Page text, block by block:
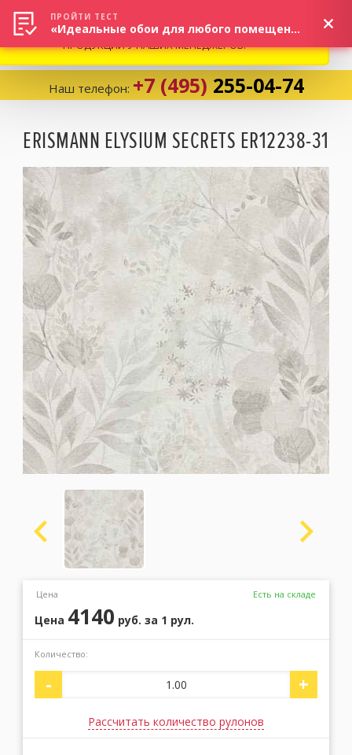
Корзина:0
Избранное: 0 товаров
Каталог
Компания
Личный кабинет
Москва (сменить город)
Заказать обратный звонок
Наш телефон: +7 (495) 255-04-74
ERISMANN ELYSIUM SECRETS ER12238-31
Цена Есть на складе
Цена 4140 руб. за 1 рул.
Количество:
- +
Рассчитать количество рулонов
ВНИМАНИЕ! В СВЯЗИ С СИТУАЦИЕЙ НА РЫНКЕ, ПРОСИМ
УТОЧНЯТЬ АКТУАЛЬНУЮ СТОИМОСТЬ И НАЛИЧИЕ
ПРОДУКЦИИ У НАШИХ МЕНЕДЖЕРОВ.
ПРОЙТИ ТЕСТ
«Идеальные обои для любого помещения!»